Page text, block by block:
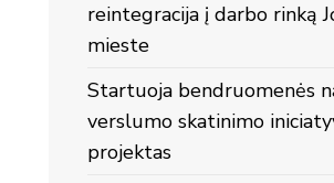
reintegracija į darbo rinką
mieste
Startuoja bendruomenės
verslumo skatinimo
projektas